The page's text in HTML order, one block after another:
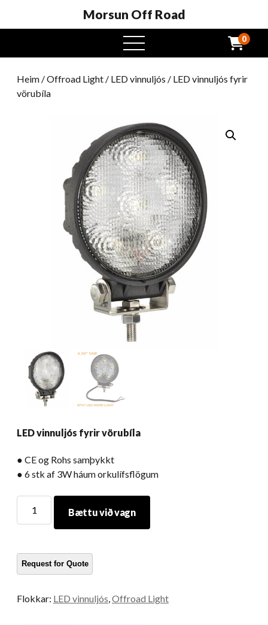
Morsun Off Road
Opinn
valmynd
0
Heim /Offroad Light / LED vinnuljós / LED vinnuljós fyrir
vörubíla
LED vinnuljós fyrir vörubíla
● CE og Rohs samþykkt
● 6 stk af 3W háum orkulífsflögum
vinnuljós
Magn
Bættu við vagn
Flokkar: LED vinnuljós Offroad Light